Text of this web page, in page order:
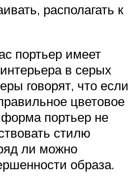
располагать к
портьер имеет
в серых
говорят, что если
цветовое
портьер не
стилю
ли можно
образа.